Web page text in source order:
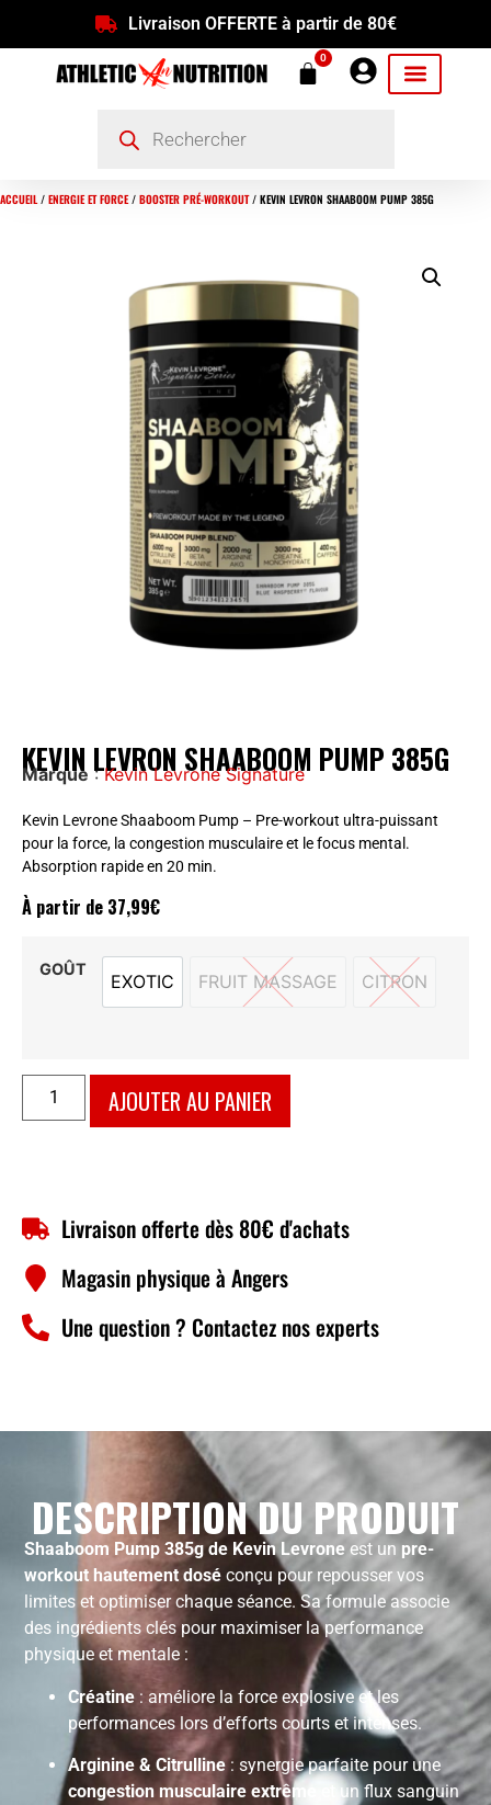
Livraison OFFERTE à partir de 80€
0
ACCUEIL/ ENERGIE ET FORCE/ BOOSTER PRÉ-WORKOUT/ KEVIN LEVRON SHAABOOM PUMP 385G
KEVIN LEVRON SHAABOOM PUMP 385G
Marque :Kevin Levrone Signature
Kevin Levrone Shaaboom Pump – Pre-workout ultra-puissant
pour la force, la congestion musculaire et le focus mental.
Absorption rapide en 20 min.
À partir de 37,99€
GOÛT
EXOTIC
EXOTIC
FRUIT MASSAGE
FRUIT MASSAGE
CITRON
CITRON
AJOUTER AU PANIER
Livraison offerte dès 80€ d'achats
Magasin physique à Angers
Une question ? Contactez nos experts
DESCRIPTION DU PRODUIT
Shaaboom Pump 385g de Kevin Levrone est unpre-
workout hautement dosé conçu pour repousser vos
limites et optimiser chaque séance. Sa formule associe
des ingrédients clés pour maximiser la performance
physique et mentale :
Créatine : améliore la force explosive et les
performances lors d’efforts courts et intenses.
Arginine & Citrulline: synergie parfaite pour une
congestion musculaire extrême
et un flux sanguin